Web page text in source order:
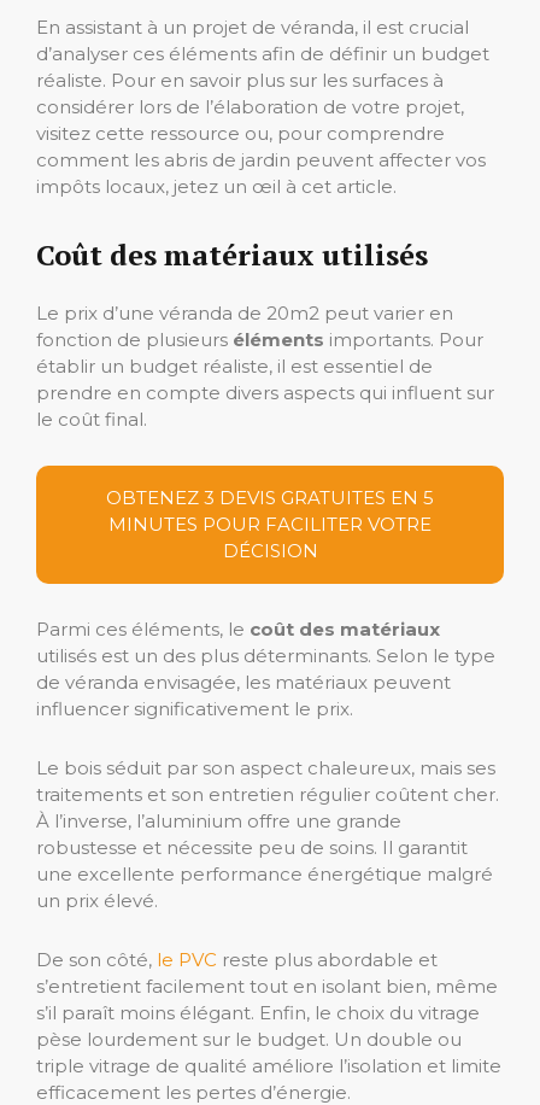
En assistant à un projet de véranda, il est crucial
d’analyser ces éléments afin de définir un budget
réaliste. Pour en savoir plus sur les surfaces à
considérer lors de l’élaboration de votre projet,
visitez cette ressource ou, pour comprendre
comment les abris de jardin peuvent affecter vos
impôts locaux, jetez un œil à cet article.
Coût des matériaux utilisés
Le prix d’une véranda de 20m2 peut varier en
fonction de plusieurs éléments importants. Pour
établir un budget réaliste, il est essentiel de
prendre en compte divers aspects qui influent sur
le coût final.
OBTENEZ 3 DEVIS GRATUITES EN 5
MINUTES POUR FACILITER VOTRE
DÉCISION
Parmi ces éléments, le coût des matériaux
utilisés est un des plus déterminants. Selon le type
de véranda envisagée, les matériaux peuvent
influencer significativement le prix.
Le bois séduit par son aspect chaleureux, mais ses
traitements et son entretien régulier coûtent cher.
À l’inverse, l’aluminium offre une grande
robustesse et nécessite peu de soins. Il garantit
une excellente performance énergétique malgré
un prix élevé.
De son côté, le PVC reste plus abordable et
s’entretient facilement tout en isolant bien, même
s’il paraît moins élégant. Enfin, le choix du vitrage
pèse lourdement sur le budget. Un double ou
triple vitrage de qualité améliore l’isolation et limite
efficacement les pertes d’énergie.